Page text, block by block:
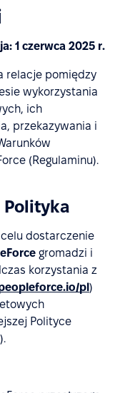
1 czerwca 2025 r.
relacje pomiędzy
wykorzystania
ich
przekazywania i
(Regulaminu).
Polityka
dostarczenie
gromadzi i
korzystania z
pl)
Polityce